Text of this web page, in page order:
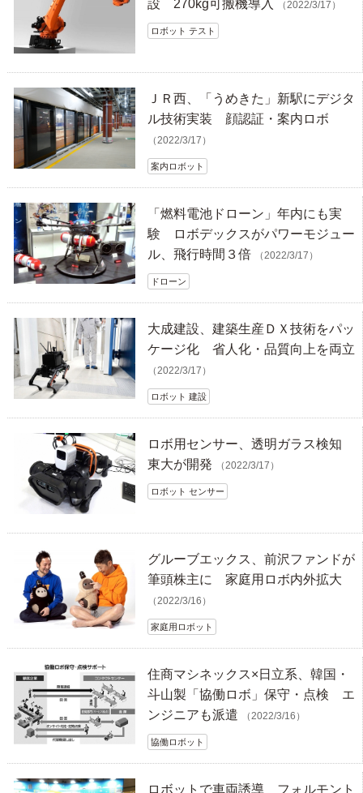
設 270kg可搬機導入 （2022/3/17）
ロボット テスト
ＪＲ西、「うめきた」新駅にデジタ
ル技術実装 顔認証・案内ロボ
（2022/3/17）
案内ロボット
「燃料電池ドローン」年内にも実
験 ロボデックスがパワーモジュー
ル、飛行時間３倍
（2022/3/17）
ドローン
大成建設、建築生産ＤＸ技術をパッ
ケージ化 省人化・品質向上を両立
（2022/3/17）
ロボット 建設
ロボ用センサー、透明ガラス検知
東大が開発
（2022/3/17）
ロボット センサー
グルーブエックス、前沢ファンドが
筆頭株主に 家庭用ロボ内外拡大
（2022/3/16）
家庭用ロボット
住商マシネックス×日立系、韓国・
斗山製「協働ロボ」保守・点検 エ
ンジニアも派遣
（2022/3/16）
協働ロボット
ロボットで車両誘導 フォルモント